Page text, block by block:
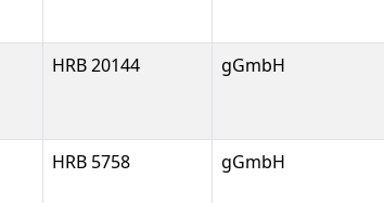
HRB 20144 gGmbH
HRB 5758 gGmbH